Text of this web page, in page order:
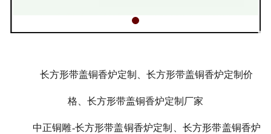
长方形带盖铜香炉定制、长方形带盖铜香炉定制价
格、长方形带盖铜香炉定制厂家
中正铜雕-长方形带盖铜香炉定制、 长方形带盖铜香炉